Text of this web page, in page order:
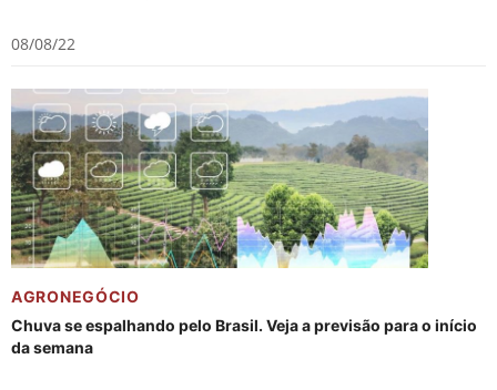
08/08/22
AGRONEGÓCIO
Chuva se espalhando pelo Brasil. Veja a previsão para o início
da semana